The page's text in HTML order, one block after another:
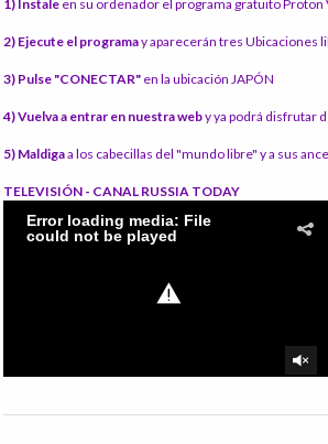
1) Instale en su ordenador el programa gratuito Proton
2) Ejecute el programay aparecerán tres Ubicaciones
3) Pulse "CONECTAR" en la ubicación JAPÓN
4) Vuelva a entrar en nuestra weby ya podrá disfrutar
5) Maldigaa los cabecillas del "mundo libre" y a sus
TELEVISIÓN - CANAL RUSSIA TODAY